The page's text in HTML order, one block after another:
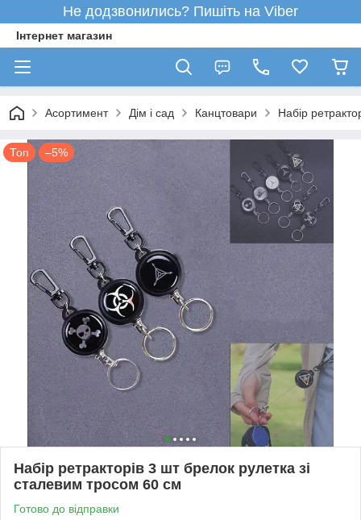
Не додзвонились? Пишіть на Viber
Інтернет магазин
Асортимент Дім і сад Канцтовари Набір
Топ –5%
Набір ретракторів 3 шт брелок рулетка зі
сталевим тросом 60 см
Готово до відправки